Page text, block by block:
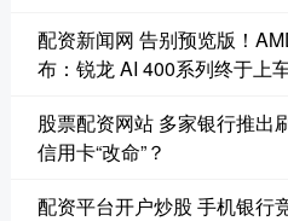
配资新闻网 告别预览版！
布：锐龙 AI 400系列终于上
股票配资网站 多家银行推出
信用卡“改命”？
配资平台开户炒股 手机银行